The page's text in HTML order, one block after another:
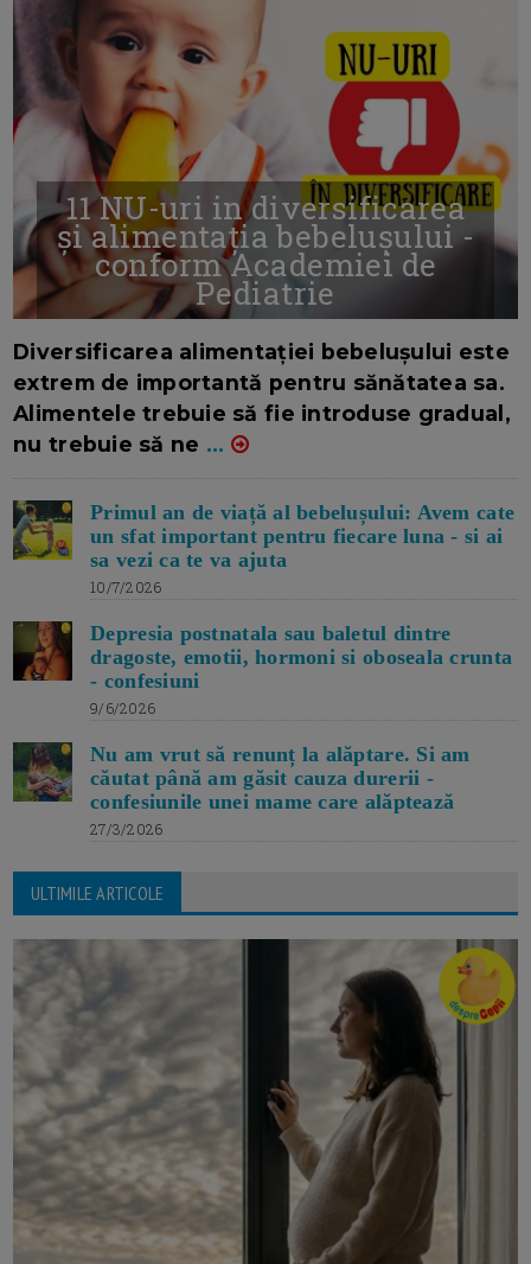
11 NU-uri in diversificarea
și alimentația bebelușului -
conform Academiei de
Pediatrie
Diversificarea alimentației bebelușului este
extrem de importantă pentru sănătatea sa.
Alimentele trebuie să fie introduse gradual,
nu trebuie să ne ...
Primul an de viață al bebelușului: Avem cate
un sfat important pentru fiecare luna - si ai
sa vezi ca te va ajuta
10/7/2026
Depresia postnatala sau baletul dintre
dragoste, emotii, hormoni si oboseala crunta
- confesiuni
9/6/2026
Nu am vrut să renunț la alăptare. Si am
căutat până am găsit cauza durerii -
confesiunile unei mame care alăptează
27/3/2026
ULTIMILE ARTICOLE